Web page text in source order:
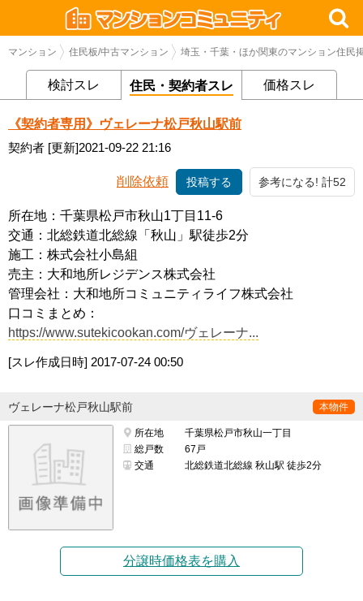
マンション 住民板/中古マンション 埼玉・千葉・ほか関東のマンション住民
検討スレ 住民・契約者スレ 価格スレ
《契約者専用》ヴェレーナ松戸秋山駅前
契約者 [更新]2021-09-22 21:16
削除依頼 投稿する 参考になる! 計52
所在地：千葉県松戸市秋山1丁目11-6
交通：北総鉄道北総線「秋山」駅徒歩2分
施工：株式会社小島組
売主：大和地所レジデンス株式会社
管理会社：大和地所コミュニティライフ株式会社
口コミまとめ：
https://www.sutekicookan.com/ヴェレーナ...
[スレ作成日時] 2017-07-24 00:50
ヴェレーナ松戸秋山駅前 本物件
所在地
千葉県松戸市秋山一丁目
総戸数
67戸
交通
北総鉄道北総線 秋山駅 徒歩2分
分譲時価格表を購入